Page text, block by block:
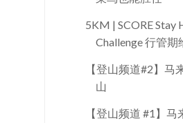
5KM | SCORE Stay
Challenge 行管期
【登山频道#2】马
山
【登山频道 #1】马